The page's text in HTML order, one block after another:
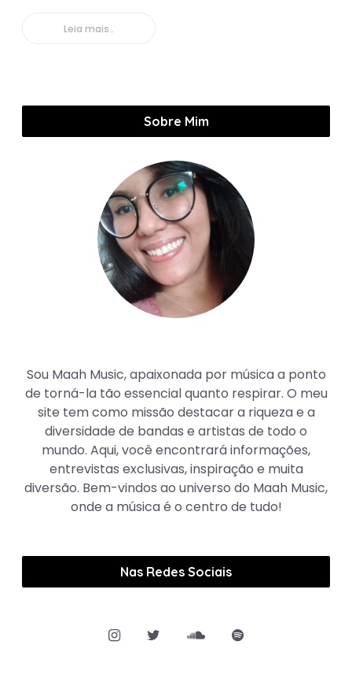
Leia mais..
Sobre Mim
Sou Maah Music, apaixonada por música a ponto
de torná-la tão essencial quanto respirar. O meu
site tem como missão destacar a riqueza e a
diversidade de bandas e artistas de todo o
mundo. Aqui, você encontrará informações,
entrevistas exclusivas, inspiração e muita
diversão. Bem-vindos ao universo do Maah Music,
onde a música é o centro de tudo!
Nas Redes Sociais